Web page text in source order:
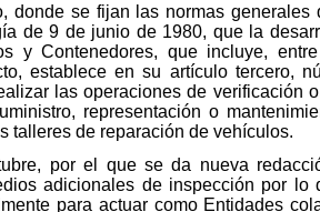
donde se fijan las normas generales
de 9 de junio de 1980, que la
y Contenedores, que incluye,
establece en su artículo tercero,
las operaciones de verificación
representación o
talleres de reparación de vehículos.
por el que se da nueva
adicionales de inspección por lo
para actuar como Entidades